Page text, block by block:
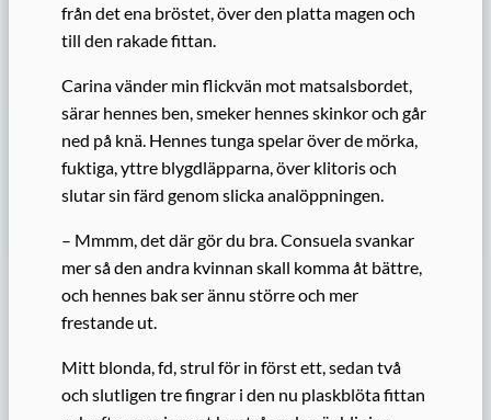
från det ena bröstet, över den platta magen och
till den rakade fittan.
Carina vänder min flickvän mot matsalsbordet,
särar hennes ben, smeker hennes skinkor och går
ned på knä. Hennes tunga spelar över de mörka,
fuktiga, yttre blygdläpparna, över klitoris och
slutar sin färd genom slicka analöppningen.
– Mmmm, det där gör du bra. Consuela svankar
mer så den andra kvinnan skall komma åt bättre,
och hennes bak ser ännu större och mer
frestande ut.
Mitt blonda, fd, strul för in först ett, sedan två
och slutligen tre fingrar i den nu plaskblöta fittan